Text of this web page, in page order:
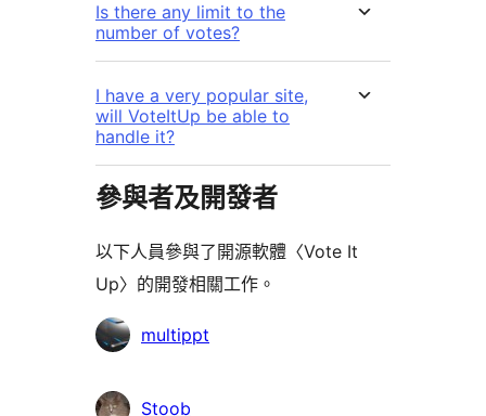
Is there any limit to the
number of votes?
I have a very popular site,
will VoteItUp be able to
handle it?
參與者及開發者
以下人員參與了開源軟體〈Vote It
Up〉的開發相關工作。
參
者
multippt
Stoob